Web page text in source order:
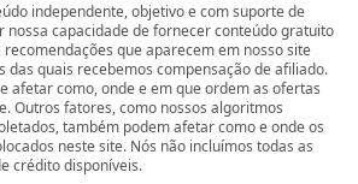
independente, objetivo e com suporte de
nossa capacidade de fornecer conteúdo gratuito
recomendações que aparecem em nosso site
das quais recebemos compensação de afiliado.
afetar como, onde e em que ordem as ofertas
Outros fatores, como nossos algoritmos
também podem afetar como e onde os
neste site. Nós não incluímos todas as
crédito disponíveis.